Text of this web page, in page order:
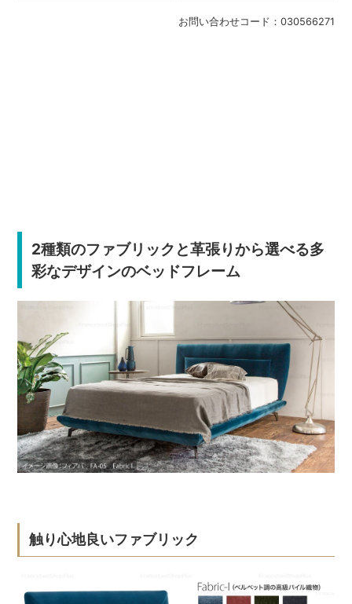
お問い合わせコード： 030566271
2種類のファブリックと革張りから選べる多
彩なデザインのベッドフレーム
触り心地良いファブリック